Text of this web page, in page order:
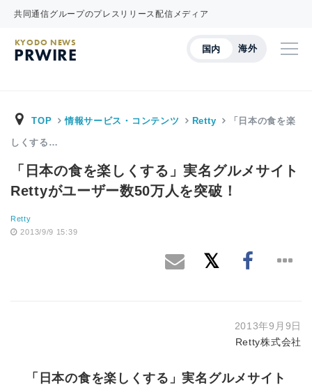
共同通信グループのプレスリリース配信メディア
国内 海外
KYODO NEWS
PRWIRE
TOP 情報サービス・コンテンツ Retty 「日本の食を楽
しくする…
「日本の食を楽しくする」実名グルメサイト
Rettyがユーザー数50万人を突破！
Retty
2013/9/9 15:39
2013年9月9日
Retty株式会社
「日本の食を楽しくする」実名グルメサイト